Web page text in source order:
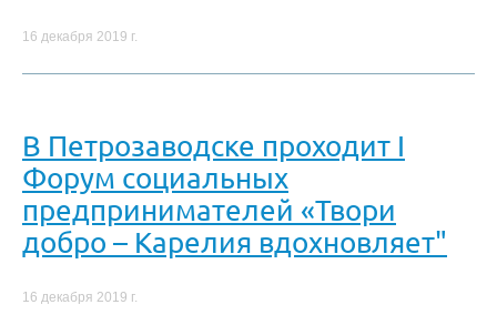
16 декабря 2019 г.
В Петрозаводске проходит I
Форум социальных
предпринимателей «Твори
добро – Карелия вдохновляет"
16 декабря 2019 г.